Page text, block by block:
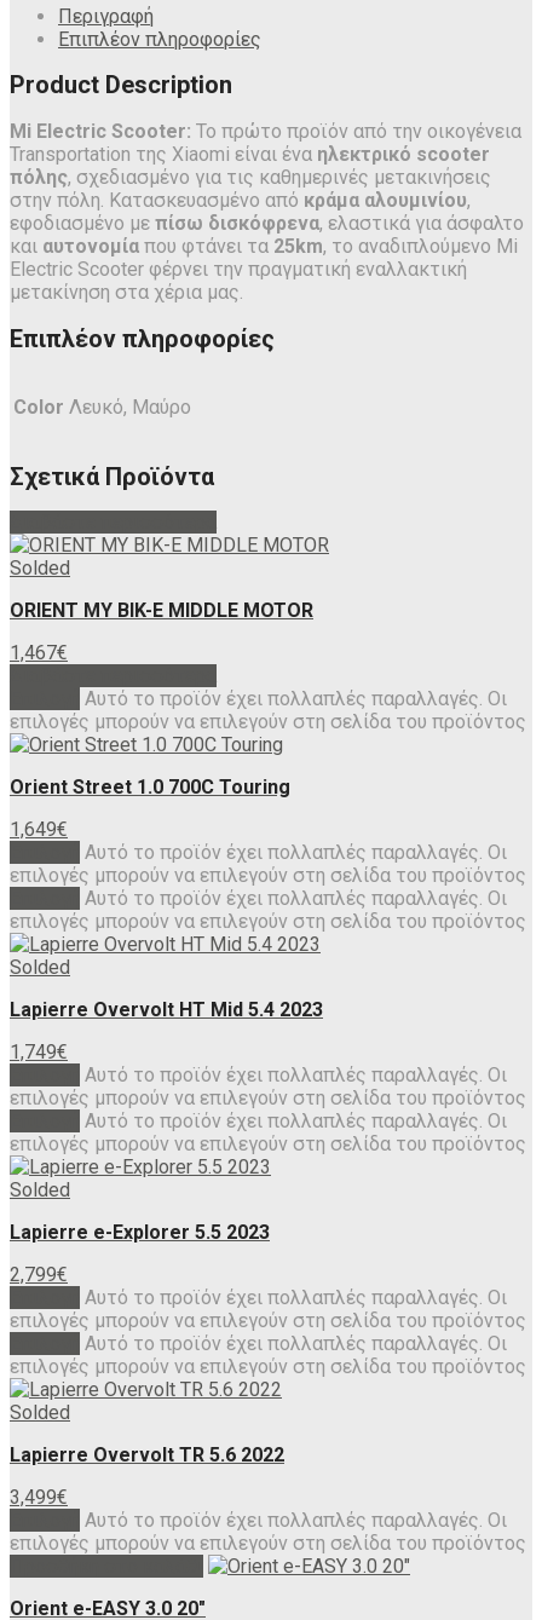
Περιγραφή
Επιπλέον πληροφορίες
Product Description
Mi Electric Scooter: Το πρώτο προϊόν από την οικογένεια
Transportation της Xiaomi είναι ένα ηλεκτρικό scooter
πόλης, σχεδιασμένο για τις καθημερινές μετακινήσεις
στην πόλη. Κατασκευασμένο από κράμα αλουμινίου,
εφοδιασμένο με πίσω δισκόφρενα, ελαστικά για άσφαλτο
και αυτονομία που φτάνει τα 25km, το αναδιπλούμενο Mi
Electric Scooter φέρνει την πραγματική εναλλακτική
μετακίνηση στα χέρια μας.
Επιπλέον πληροφορίες
Color Λευκό, Μαύρο
Σχετικά Προϊόντα
Solded
ORIENT MY BIK-E MIDDLE MOTOR
1,467€
Αυτό το προϊόν έχει πολλαπλές παραλλαγές. Οι
επιλογές μπορούν να επιλεγούν στη σελίδα του προϊόντος
Orient Street 1.0 700C Touring
1,649€
Αυτό το προϊόν έχει πολλαπλές παραλλαγές. Οι
επιλογές μπορούν να επιλεγούν στη σελίδα του προϊόντος
Αυτό το προϊόν έχει πολλαπλές παραλλαγές. Οι
επιλογές μπορούν να επιλεγούν στη σελίδα του προϊόντος
Solded
Lapierre Overvolt HT Mid 5.4 2023
1,749€
Αυτό το προϊόν έχει πολλαπλές παραλλαγές. Οι
επιλογές μπορούν να επιλεγούν στη σελίδα του προϊόντος
Αυτό το προϊόν έχει πολλαπλές παραλλαγές. Οι
επιλογές μπορούν να επιλεγούν στη σελίδα του προϊόντος
Solded
Lapierre e-Explorer 5.5 2023
2,799€
Αυτό το προϊόν έχει πολλαπλές παραλλαγές. Οι
επιλογές μπορούν να επιλεγούν στη σελίδα του προϊόντος
Αυτό το προϊόν έχει πολλαπλές παραλλαγές. Οι
επιλογές μπορούν να επιλεγούν στη σελίδα του προϊόντος
Solded
Lapierre Overvolt TR 5.6 2022
3,499€
Αυτό το προϊόν έχει πολλαπλές παραλλαγές. Οι
επιλογές μπορούν να επιλεγούν στη σελίδα του προϊόντος
Orient e-EASY 3.0 20″